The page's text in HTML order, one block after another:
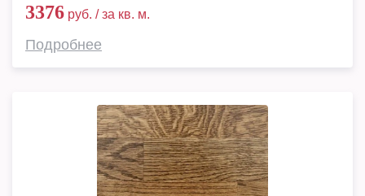
3376 руб. / за кв. м.
Подробнее